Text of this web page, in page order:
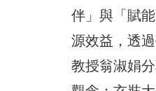
伴」與「賦
源效益，透
教授翁淑娟